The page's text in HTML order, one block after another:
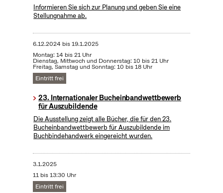
Informieren Sie sich zur Planung und geben Sie eine
Stellungnahme ab.
6.12.2024 bis19.1.2025
Montag: 14 bis 21 Uhr
Dienstag, Mittwoch und Donnerstag: 10 bis 21 Uhr
Freitag, Samstag und Sonntag: 10 bis 18 Uhr
Eintritt frei
23. Internationaler Bucheinbandwettbewerb
für Auszubildende
Die Ausstellung zeigt alle Bücher, die für den 23.
Bucheinbandwettbewerb für Auszubildende im
Buchbindehandwerk eingereicht wurden.
3.1.2025
11 bis 13:30 Uhr
Eintritt frei